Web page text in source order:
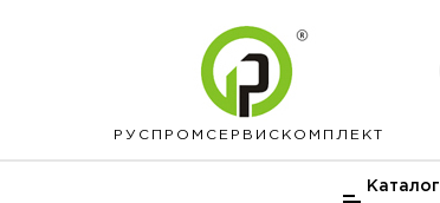
РУСПРОМ СЕРВИСКОМПЛЕКТ
Каталог